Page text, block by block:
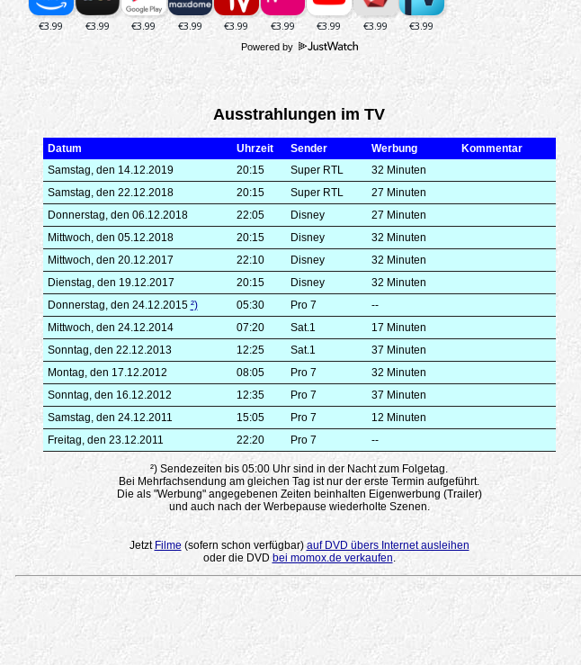
Powered by
Ausstrahlungen im TV
Datum Uhrzeit Sender Werbung
Kommentar
Samstag, den 14.12.2019
20:15 Super RTL
32 Minuten
Samstag, den 22.12.2018
20:15 Super RTL
27 Minuten
Donnerstag, den 06.12.2018
22:05 Disney
27 Minuten
Mittwoch, den 05.12.2018
20:15 Disney
32 Minuten
Mittwoch, den 20.12.2017
22:10 Disney
32 Minuten
Dienstag, den 19.12.2017
20:15 Disney
32 Minuten
Donnerstag, den 24.12.2015 ²) 05:30 Pro 7
--
Mittwoch, den 24.12.2014
07:20 Sat.1
17 Minuten
Sonntag, den 22.12.2013
12:25 Sat.1
37 Minuten
Montag, den 17.12.2012
08:05 Pro 7
32 Minuten
Sonntag, den 16.12.2012
12:35 Pro 7
37 Minuten
Samstag, den 24.12.2011
15:05 Pro 7
12 Minuten
Freitag, den 23.12.2011
22:20 Pro 7 --
²) Sendezeiten bis 05:00 Uhr sind in der Nacht zum Folgetag.
Bei Mehrfachsendung am gleichen Tag ist nur der erste Termin aufgeführt.
Die als "Werbung" angegebenen Zeiten beinhalten Eigenwerbung (Trailer)
und auch nach der Werbepause wiederholte Szenen.
Jetzt Filme(sofern schon verfügbar)auf DVD übers Internet ausleihen
oder die DVD bei momox.de verkaufen.